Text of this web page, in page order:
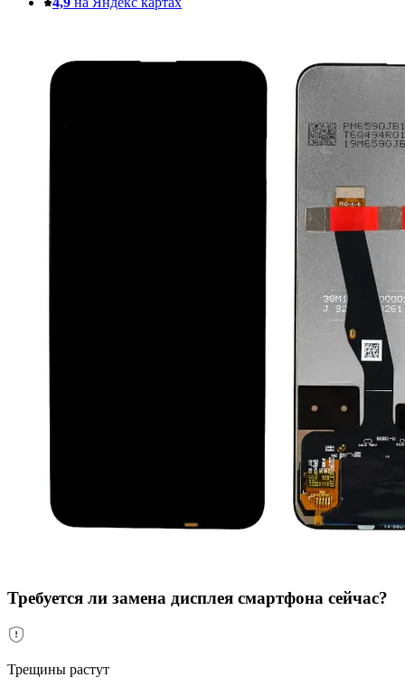
Требуется ли замена дисплея смартфона сейчас?
Трещины растут